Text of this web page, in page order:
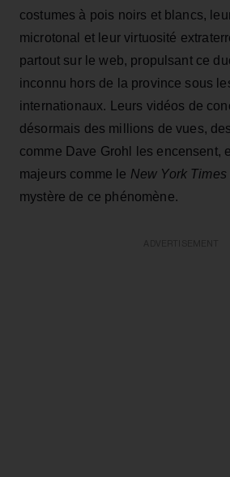
costumes à pois noirs et blancs,
microtonal et leur virtuosité
partout sur le web, propulsant ce
inconnu hors de la province sous
internationaux. Leurs vidéos de
désormais des millions de vues,
comme Dave Grohl les encensent,
majeurs comme le New York Times
mystère de ce phénomène.